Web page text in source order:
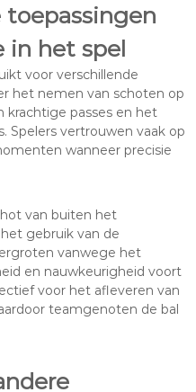
in het spel
voor verschillende
het nemen van schoten op
krachtige passes en het
Spelers vertrouwen vaak op
wanneer precisie
van buiten het
gebruik van de
vanwege het
en nauwkeurigheid voort
voor het afleveren van
teamgenoten de bal